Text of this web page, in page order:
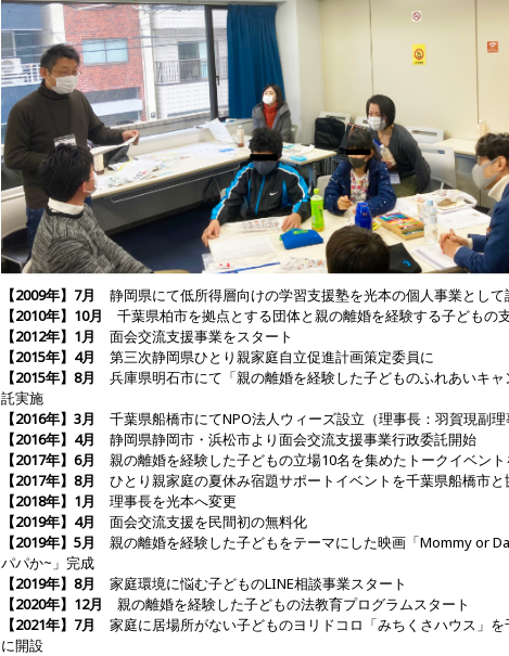
【2009年】7月
静岡県にて低所得層向けの学習支援塾を光本の個人事業として
【2010年】10月
千葉県柏市を拠点とする団体と親の離婚を経験する子どもの
【2012年】1月
面会交流支援事業をスタート
【2015年】4月
第三次静岡県ひとり親家庭自立促進計画策定委員に
【2015年】8月
兵庫県明石市にて「親の離婚を経験した子どものふれあいキャ
託実施
【2016年】3月
千葉県船橋市にてNPO法人ウィーズ設立（理事長：羽賀現副理
【2016年】4月
静岡県静岡市・浜松市より面会交流支援事業行政委託開始
【2017年】6月
親の離婚を経験した子どもの立場10名を集めたトークイベン
【2017年】8月
ひとり親家庭の夏休み宿題サポートイベントを千葉県船橋市と
【2018年】1月
理事長を光本へ変更
【2019年】4月
面会交流支援を民間初の無料化
【2019年】5月
親の離婚を経験した子どもをテーマにした映画「Mommy or
パパか~」完成
【2019年】8月
家庭環境に悩む子どものLINE相談事業スタート
【2020年】12月
親の離婚を経験した子どもの法教育プログラムスタート
【2021年】7月
家庭に居場所がない子どものヨリドコロ「みちくさハウス」を
に開設